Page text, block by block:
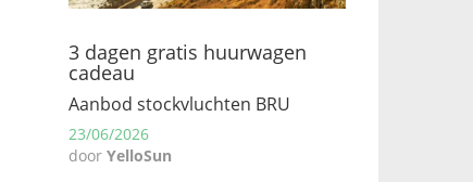
3 dagen gratis huurwagen
cadeau
Aanbod stockvluchten BRU
23/06/2026
door YelloSun